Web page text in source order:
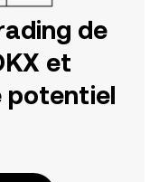
de
et
potentiel